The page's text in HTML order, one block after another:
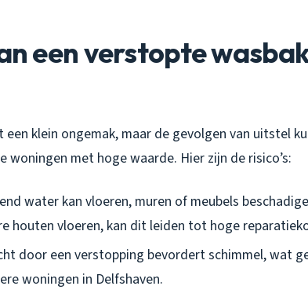
een verstopte
klein ongemak, maar de gevolgen van uitstel
woningen met hoge waarde. Hier zijn de risico’s:
water kan vloeren, muren of meubels
houten vloeren, kan dit leiden tot hoge
door een verstopping bevordert schimmel, wat
woningen in Delfshaven.